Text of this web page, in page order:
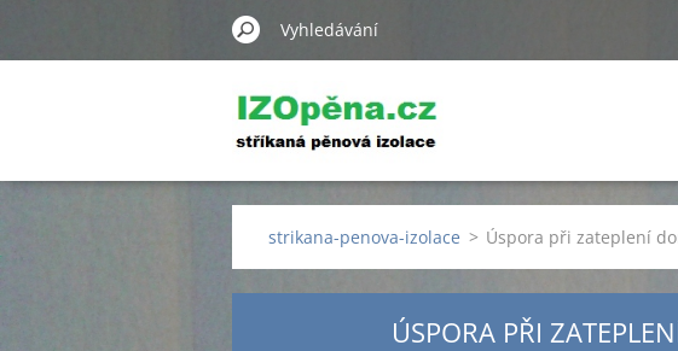
strikana-penova-izolace > Úspora při zateplení
ÚSPORA PŘI